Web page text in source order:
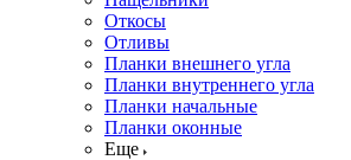
Откосы
Отливы
Планки внешнего угла
Планки внутреннего угла
Планки начальные
Планки оконные
Еще